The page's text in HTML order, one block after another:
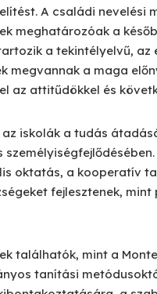
A családi nevelési
meghatározóak a
a tekintélyelvű, az
megvannak a maga
az attitűdökkel és
iskolák a tudás
oktatás, a kooperatív
fejlesztenek, mint
találhatók, mint a
tanítási